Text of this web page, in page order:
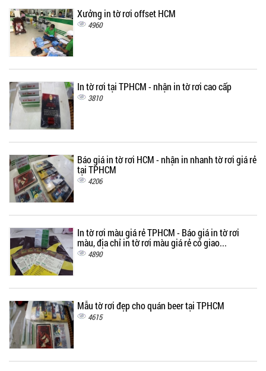
Xưởng in tờ rơi offset HCM
4960
In tờ rơi tại TPHCM - nhận in tờ rơi cao cấp
3810
Báo giá in tờ rơi HCM - nhận in nhanh tờ rơi giá rẻ
tại TPHCM
4206
In tờ rơi màu giá rẻ TPHCM - Báo giá in tờ rơi
màu, địa chỉ in tờ rơi màu giá rẻ có giao...
4890
Mẫu tờ rơi đẹp cho quán beer tại TPHCM
4615